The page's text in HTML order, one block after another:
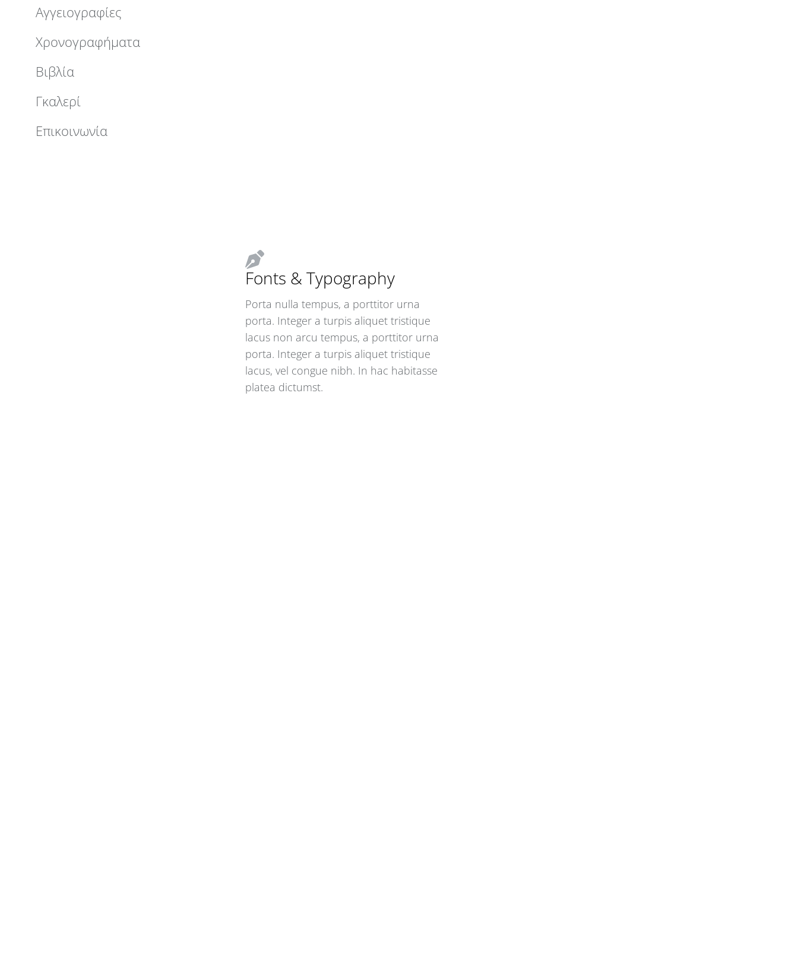
Αγγειογραφίες
Χρονογραφήματα
Βιβλία
Γκαλερί
Επικοινωνία
Fonts & Typography
Porta nulla tempus, a porttitor urna
porta. Integer a turpis aliquet tristique
lacus non arcu tempus, a porttitor urna
porta. Integer a turpis aliquet tristique
lacus, vel congue nibh. In hac habitasse
platea dictumst.